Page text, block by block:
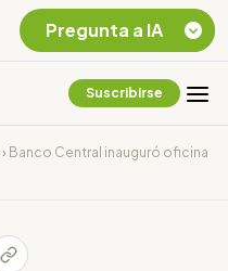
Suscribirse
› Banco Central inauguró oficina
Pregunta a IA
Chevron Ecuador